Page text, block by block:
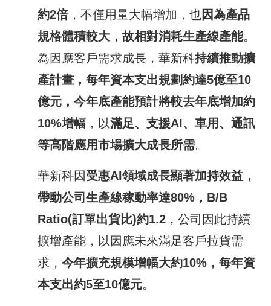
約2倍，不僅用量大幅增加，也因為產品
規格體積較大，故相對消耗生產線產能。
為因應客戶需求成長，華新科持續推動擴
產計畫，每年資本支出規劃約達5億至10
億元，今年底產能預計將較去年底增加約
10%增幅 ，以滿足、支援AI、車用、通訊
等高階應用市場擴大成長所需。
華新科因受惠AI領域成長顯著加持效益，
帶動公司生產線稼動率達80% ， B/B
Ratio(訂單出貨比)約1.2 ，公司因此持續
擴增產能，以因應未來滿足客戶拉貨需
求，今年擴充規模增幅大約10% ，每年資
本支出約5至10億元。